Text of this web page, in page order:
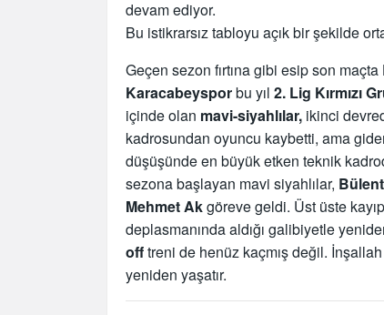
devam ediyor.
Bu istikrarsız tabloyu açık bir şekilde
Geçen sezon fırtına gibi esip son maçta
Karacabeysporbu yıl 2. Lig Kırmızı
içinde olan mavi-siyahlılar, ikinci
kadrosundan oyuncu kaybetti, ama
düşüşünde en büyük etken teknik
sezona başlayan mavi siyahlılar,
Mehmet Akgöreve geldi. Üst üste
deplasmanında aldığı galibiyetle
offtreni de henüz kaçmış değil.
yeniden yaşatır.